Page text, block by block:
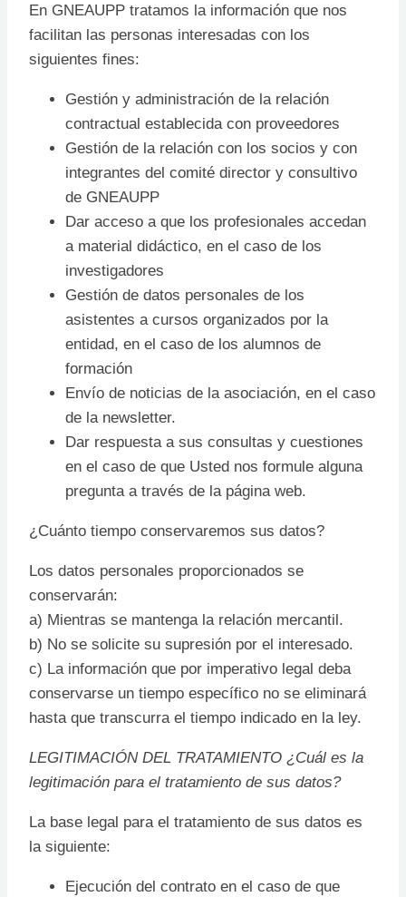
En GNEAUPP tratamos la información que nos
facilitan las personas interesadas con los
siguientes fines:
Gestión y administración de la relación
contractual establecida con proveedores
Gestión de la relación con los socios y con
integrantes del comité director y consultivo
de GNEAUPP
Dar acceso a que los profesionales accedan
a material didáctico, en el caso de los
investigadores
Gestión de datos personales de los
asistentes a cursos organizados por la
entidad, en el caso de los alumnos de
formación
Envío de noticias de la asociación, en el caso
de la newsletter.
Dar respuesta a sus consultas y cuestiones
en el caso de que Usted nos formule alguna
pregunta a través de la página web.
¿Cuánto tiempo conservaremos sus datos?
Los datos personales proporcionados se
conservarán:
a) Mientras se mantenga la relación mercantil.
b) No se solicite su supresión por el interesado.
c) La información que por imperativo legal deba
conservarse un tiempo específico no se eliminará
hasta que transcurra el tiempo indicado en la ley.
LEGITIMACIÓN DEL TRATAMIENTO ¿Cuál es la
legitimación para el tratamiento de sus datos?
La base legal para el tratamiento de sus datos es
la siguiente:
Ejecución del contrato en el caso de que